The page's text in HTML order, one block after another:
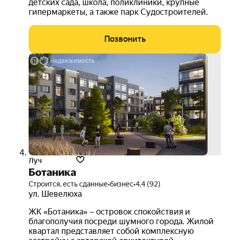
детских сада, школа, поликлиники, крупные
гипермаркеты, а также парк Судостроителей.
Позвонить
Луч
Ботаника
Строится, есть сданные•бизнес•4.4 (92)
ул. Шевелюха
ЖК «Ботаника» – островок спокойствия и
благополучия посреди шумного города. Жилой
квартал представляет собой комплексную